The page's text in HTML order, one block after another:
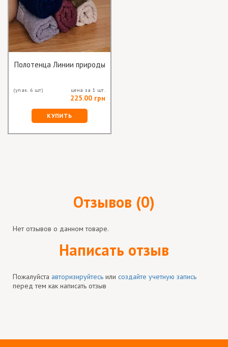
Полотенца Линии природы
(упак. 6 шт) цена за 1 шт.
225.00 грн
КУПИТЬ
Отзывов (0)
Нет отзывов о данном товаре.
Написать отзыв
Пожалуйста авторизируйтесь или создайте учетную запись
перед тем как написать отзыв